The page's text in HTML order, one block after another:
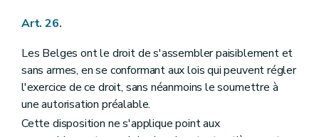
Art. 26.
Les Belges ont le droit de s'assembler paisiblement et
sans armes, en se conformant aux lois qui peuvent régler
l'exercice de ce droit, sans néanmoins le soumettre à
une autorisation préalable.
Cette disposition ne s'applique point aux